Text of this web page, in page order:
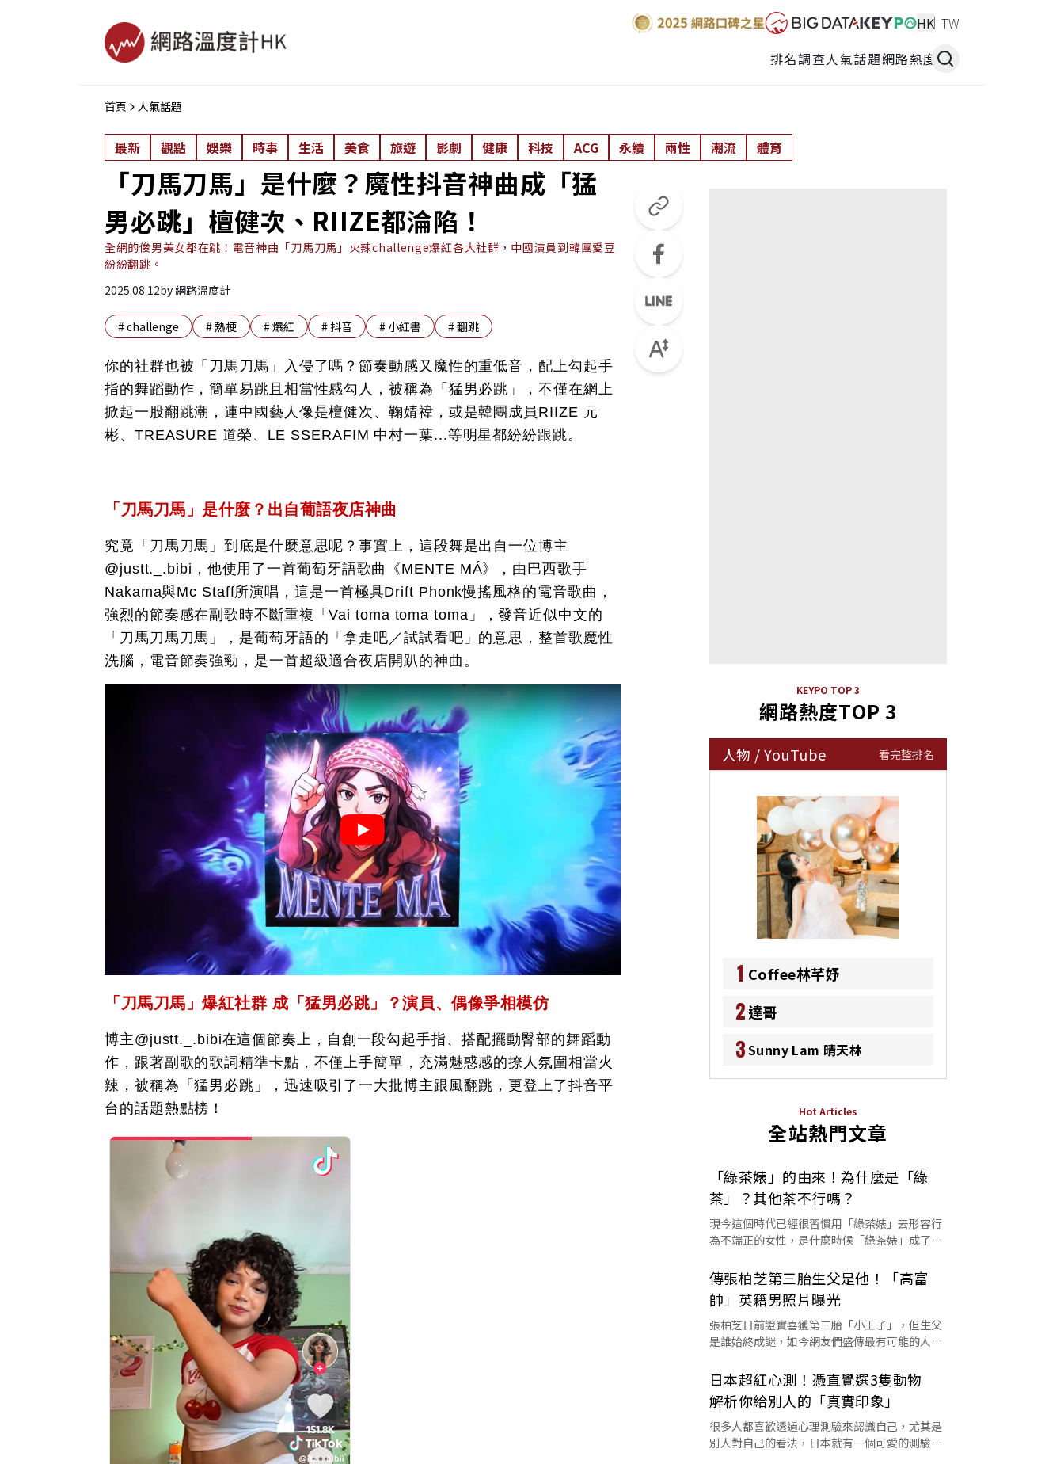
HK TW
排名調查人氣話題網路熱度
首頁 人氣話題
最新 觀點 娛樂 時事 生活 美食 旅遊 影劇 健康 科技 ACG 永續 兩性 潮流 體育
「刀馬刀馬」是什麼？魔性抖音神曲成「猛
男必跳」檀健次、RIIZE都淪陷！
全網的俊男美女都在跳！電音神曲「刀馬刀馬」火辣challenge爆紅各大社群，中國演員到韓團愛豆
紛紛翻跳。
2025.08.12by網路溫度計
#challenge #熱梗 #爆紅 # 抖音 # 小紅書 #翻跳
你的社群也被「刀馬刀馬」入侵了嗎？節奏動感又魔性的重低音，配上勾起手
指的舞蹈動作，簡單易跳且相當性感勾人，被稱為「猛男必跳」，不僅在網上
掀起一股翻跳潮，連中國藝人像是檀健次、鞠婧禕，或是韓團成員RIIZE 元
彬、TREASURE 道榮、LE SSERAFIM 中村一葉...等明星都紛紛跟跳。
「刀馬刀馬」是什麼？出自葡語夜店神曲
究竟「刀馬刀馬」到底是什麼意思呢？事實上，這段舞是出自一位博主
@justt._.bibi，他使用了一首葡萄牙語歌曲《MENTE MÁ》，由巴西歌手
Nakama與Mc Staff所演唱，這是一首極具Drift Phonk慢搖風格的電音歌曲，
強烈的節奏感在副歌時不斷重複「Vai toma toma toma」，發音近似中文的
「刀馬刀馬刀馬」，是葡萄牙語的「拿走吧／試試看吧」的意思，整首歌魔性
洗腦，電音節奏強勁，是一首超級適合夜店開趴的神曲。
「刀馬刀馬」爆紅社群 成「猛男必跳」？演員、偶像爭相模仿
博主@justt._.bibi在這個節奏上，自創一段勾起手指、搭配擺動臀部的舞蹈動
作，跟著副歌的歌詞精準卡點，不僅上手簡單，充滿魅惑感的撩人氛圍相當火
辣，被稱為「猛男必跳」，迅速吸引了一大批博主跟風翻跳，更登上了抖音平
台的話題熱點榜！
KEYPO TOP 3
網路熱度TOP 3
人物 /YouTube 看完整排名
1 Coffee林芊妤
2達哥
3Sunny Lam 晴天林
Hot Articles
全站熱門文章
「綠茶婊」的由來！為什麼是「綠
茶」？其他茶不行嗎？
現今這個時代已經很習慣用「綠茶婊」去形容行
為不端正的女性，是什麼時候「綠茶婊」成了罵
傳張柏芝第三胎生父是他！「高富
帥」英籍男照片曝光
張柏芝日前證實喜獲第三胎「小王子」，但生父
是誰始終成謎，如今網友們盛傳最有可能的人選
日本超紅心測！憑直覺選3隻動物
解析你給別人的「真實印象」
很多人都喜歡透過心理測驗來認識自己，尤其是
別人對自己的看法，日本就有一個可愛的測驗，